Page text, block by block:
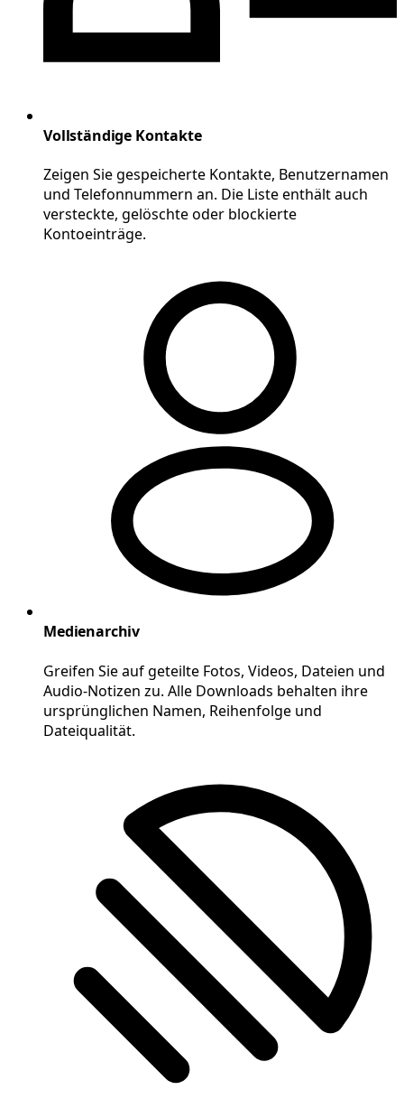
Vollständige Kontakte
Zeigen Sie gespeicherte Kontakte, Benutzernamen
und Telefonnummern an. Die Liste enthält auch
versteckte, gelöschte oder blockierte
Kontoeinträge.
Medienarchiv
Greifen Sie auf geteilte Fotos, Videos, Dateien und
Audio-Notizen zu. Alle Downloads behalten ihre
ursprünglichen Namen, Reihenfolge und
Dateiqualität.